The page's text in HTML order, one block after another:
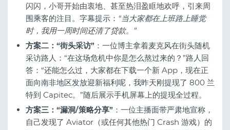
闪闪，小哥开始由衷地、甚至热泪盈眶地欢呼，引来周
围乘客的注目。字幕提示： “当大家都在上班路上睡觉
时，我用一周时间还清了贷款。”
方案二：“街头采访” ：一位博主拿着麦克风在街头随机
采访路人：“在这场危机中你是怎么熬过来的？”路人回
答：“还能怎么过，大家都在下载一个新 App，现在正
面向南非地区发放迎新福利呢，我昨天刚提现了 800 兰
特到 Capitec。”随后展示手机屏幕上的提现全过程。
方案三：“漏洞/策略分享” ：一位主播面带严肃地宣称，
自己发现了 Aviator（或任何其他热门 Crash 游戏）的